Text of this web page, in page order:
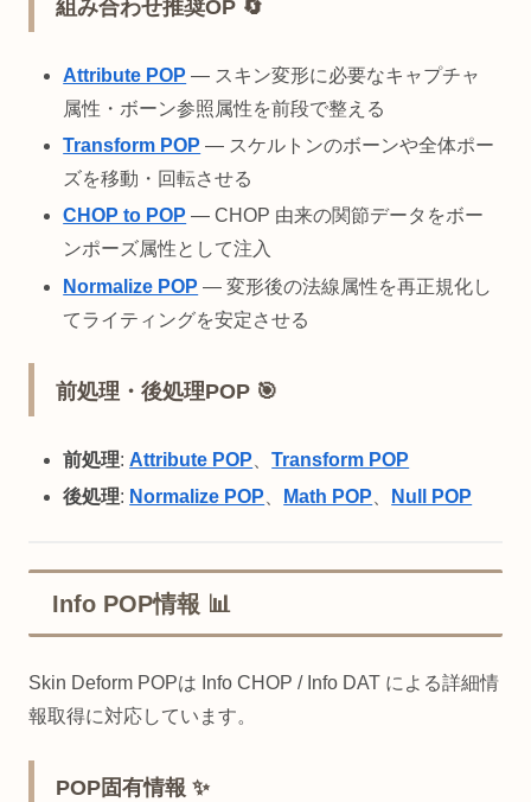
組み合わせ推奨OP 🔄
Attribute POP — スキン変形に必要なキャプチャ
属性・ボーン参照属性を前段で整える
Transform POP — スケルトンのボーンや全体ポー
ズを移動・回転させる
CHOP to POP — CHOP 由来の関節データをボー
ンポーズ属性として注入
Normalize POP — 変形後の法線属性を再正規化し
てライティングを安定させる
前処理・後処理POP 🎯
前処理: Attribute POP 、Transform POP
後処理: Normalize POP Math POP Null POP
Info POP情報 📊
Skin Deform POPは Info CHOP / Info DAT による詳細情
報取得に対応しています。
POP固有情報 ✨